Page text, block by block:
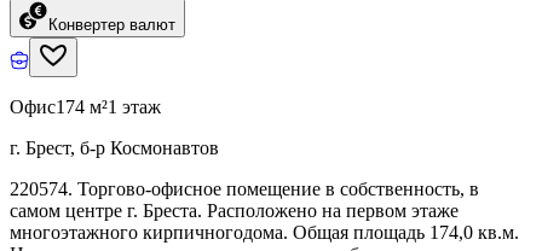
Конвертер валют
Офис174 м²1 этаж
г. Брест, б-р Космонавтов
220574. Торгово-офисное помещение в собственность, в
самом центре г. Бреста. Расположено на первом этаже
многоэтажного кирпичногодома. Общая площадь 174,0 кв.м.